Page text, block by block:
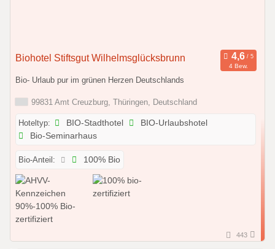
Biohotel Stiftsgut Wilhelmsglücksbrunn
4 Bew.
Bio- Urlaub pur im grünen Herzen Deutschlands
99831 Amt Creuzburg, Thüringen, Deutschland
Hoteltyp: BIO-Stadthotel
BIO-Urlaubshotel
Bio-Seminarhaus
Bio-Anteil: 100% Bio
443